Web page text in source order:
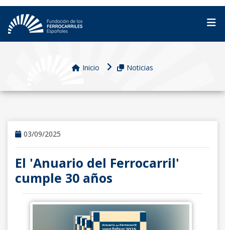
Inicio Noticias
03/09/2025
El 'Anuario del Ferrocarril'
cumple 30 años